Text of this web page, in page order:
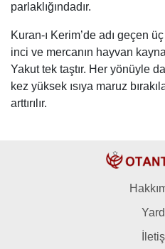
parlaklığındadır.
Kuran-ı Kerim’de adı geçen
inci ve mercanın hayvan
Yakut tek taştır. Her yönüyle
kez yüksek ısıya maruz
arttırılır.